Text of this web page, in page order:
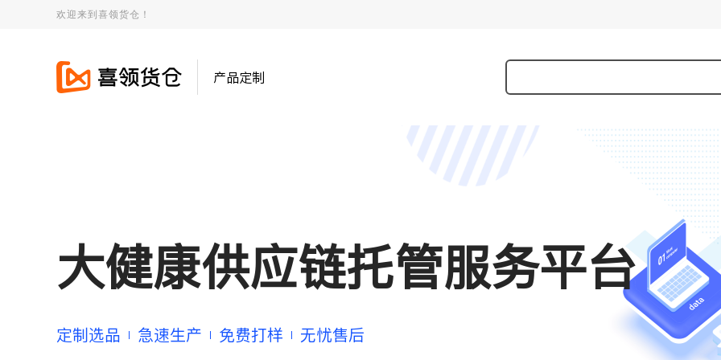
欢迎来到喜领货仓！
产品定制
大健康供应链托管服务平台
定制选品 急速生产 免费打样 无忧售后